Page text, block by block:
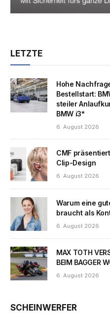
LETZTE
Hohe
Bestellstart:
steiler
BMW i3*
6. August 2026
CMF
Clip-Design
6. August 2026
Warum eine
braucht als
6. August 2026
MAX TOTH
BEIM BAGGER
6. August 2026
SCHEINWERFER